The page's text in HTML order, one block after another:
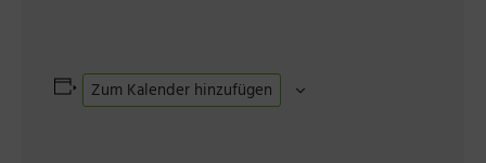
Zum Kalender hinzufügen